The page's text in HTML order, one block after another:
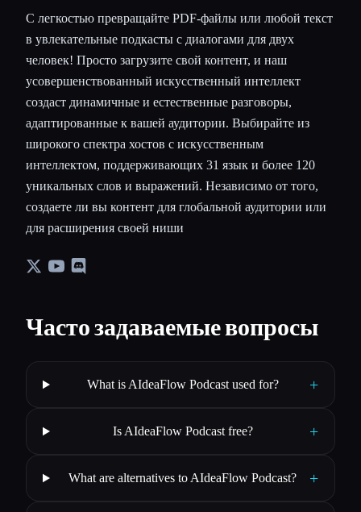
С легкостью превращайте PDF-файлы или любой текст
в увлекательные подкасты с диалогами для двух
человек! Просто загрузите свой контент, и наш
усовершенствованный искусственный интеллект
создаст динамичные и естественные разговоры,
адаптированные к вашей аудитории. Выбирайте из
широкого спектра хостов с искусственным
интеллектом, поддерживающих 31 язык и более 120
уникальных слов и выражений. Независимо от того,
создаете ли вы контент для глобальной аудитории или
для расширения своей ниши
Часто задаваемые вопросы
What is AIdeaFlow Podcast used for? +
Is AIdeaFlow Podcast free? +
What are alternatives to AIdeaFlow Podcast? +